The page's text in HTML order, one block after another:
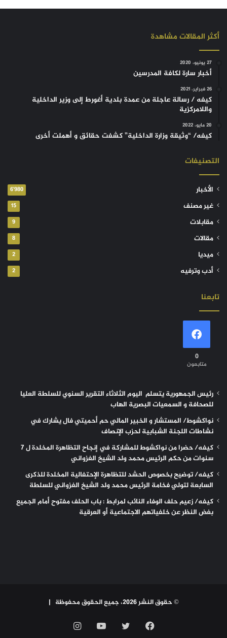
أكثر المقالات مشاهدة
27 يونيو، 2020
أخبار سارة لكافة المدرسين
26 فبراير، 2021
كيفه / رسالة عاجلة من عمدة بلدية أغورط إلى وزير الداخلية
واللامركزية
20 مايو، 2022
كيفه/ “وثيقة وزارة الداخلية” كشفت حقائق و أهملت أخرى
التصنيفات
الأخبار 6٬980
غير مصنف 15
مقابلات 9
مقالات 8
ميديا 2
أدب وترفيه 2
تابعنا
0
متابعون
رئيس الجمهورية يتسلم اليوم الثلاثاء التقرير السنوي للسلطة العليا
للصحافة و السمعيات البصرية الهاب
نواكشوط/ المستشار و الخبير المالي حم أحميتي فال يشارك في
نشاطات اللجنة الشبابية لحزب الإنصاف
كيفه/ حضرا من نواكشوط للمشاركة في إنجاح التظاهرة المخلدة ل 7
سنوات من حكم الرئيس محمد ولد الشيخ الغزواني
كيفه/ توضيح بخصوص الحشد للتظاهرة الإحتفالية المخلدة للذكرى
السابعة لتولي فخامة الرئيس محمد ولد الشيخ الغزواني للسلطة
كيفه/ زعيم حلف الوفاء النائب لمرابط : باب الحلف مفتوح أمام الجميع
بغض النظر عن خلفياتهم الاجتماعية أو العرقية
© حقوق النشر 2026، جميع الحقوق محفوظة |
فيسبوك تويتر يوتيوب